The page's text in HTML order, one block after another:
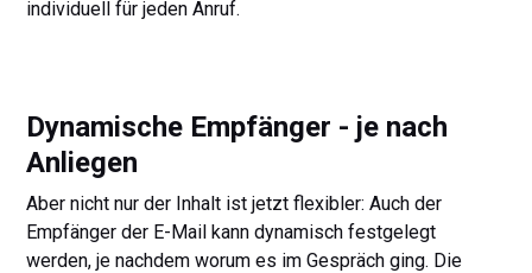
individuell für jeden Anruf.
Dynamische Empfänger - je nach
Anliegen
Aber nicht nur der Inhalt ist jetzt flexibler: Auch der
Empfänger der E-Mail kann dynamisch festgelegt
werden, je nachdem worum es im Gespräch ging. Die